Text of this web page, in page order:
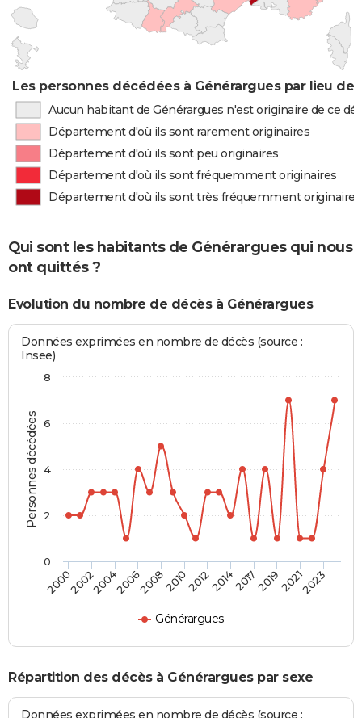
Les personnes décédées à Générargues par lieu de
Aucun habitant de Générargues n'est originaire de ce
Département d'où ils sont rarement originaires
Département d'où ils sont peu originaires
Département d'où ils sont fréquemment originaires
Département d'où ils sont très fréquemment originaires
Qui sont les habitants de Générargues qui nous
ont quittés ?
Evolution du nombre de décès à Générargues
Personnes décédées
Données exprimées en nombre de décès (source :
Insee)
Générargues
200020022004200620082010201220142017201920212023
0
2
4
6
8
Répartition des décès à Générargues par sexe
Données exprimées en nombre de décès (source :